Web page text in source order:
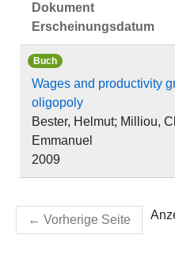
Dokument
Erscheinungsdatum
Buch
Wages and productivity
oligopoly
Bester, Helmut; Milliou,
Emmanuel
2009
← Vorherige Seite